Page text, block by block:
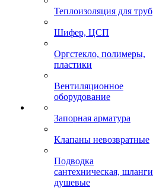
Теплоизоляция для труб
Шифер, ЦСП
Оргстекло, полимеры,
пластики
Вентиляционное
оборудование
Запорная арматура
Клапаны невозвратные
Подводка
сантехническая, шланги
душевые